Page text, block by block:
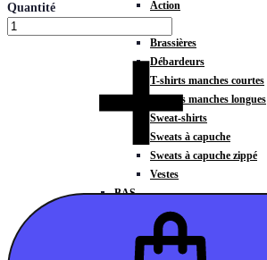
Action
Brassières
Débardeurs
T-shirts manches courtes
T-shirts manches longues
Sweat-shirts
Sweats à capuche
Sweats à capuche zippé
Vestes
BAS
Jupes
Shorts
Leggings
Quantité